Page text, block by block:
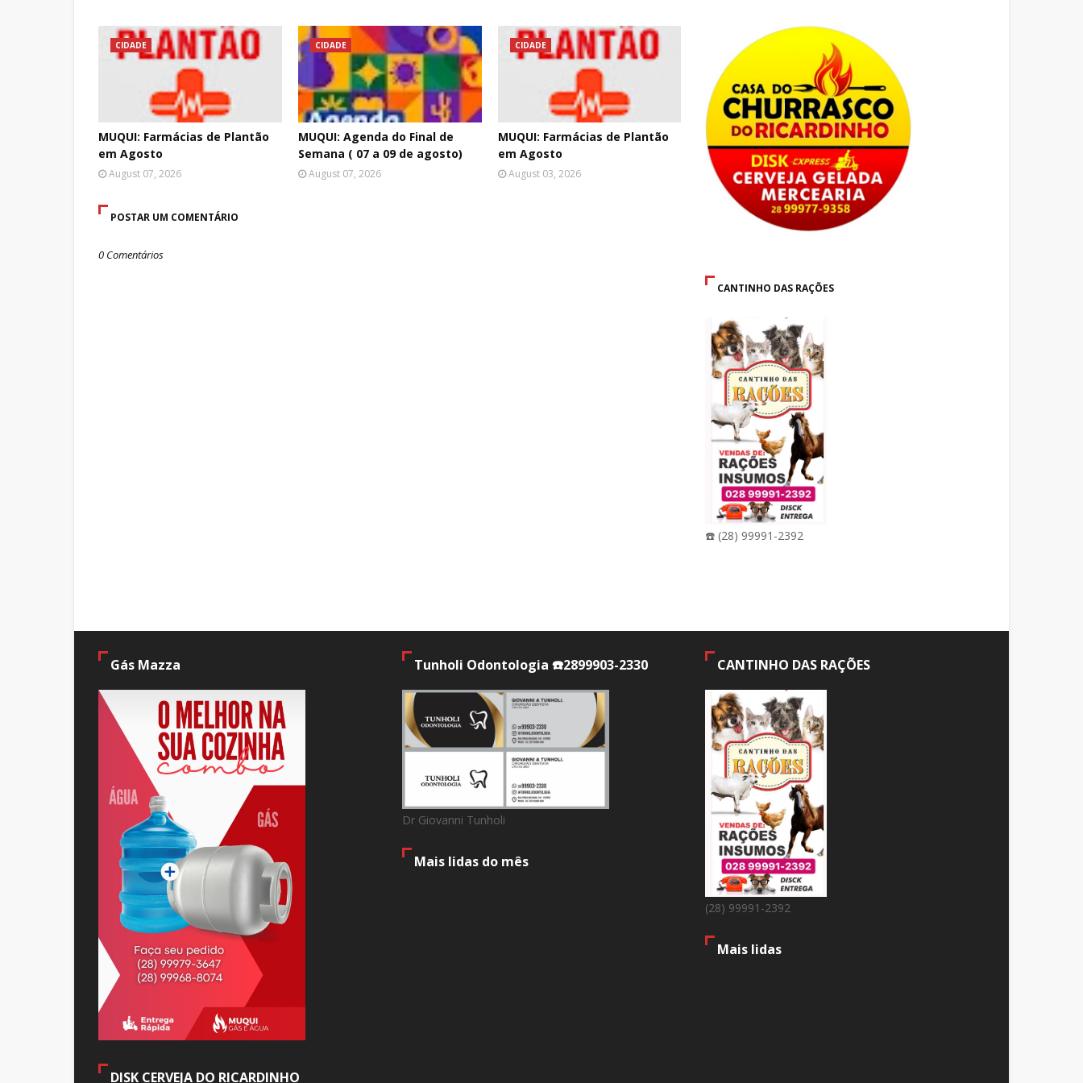
CIDADE
MUQUI: Farmácias de Plantão
em Agosto
August 07, 2026
CIDADE
MUQUI: Agenda do Final de
Semana ( 07 a 09 de agosto)
August 07, 2026
CIDADE
MUQUI: Farmácias de Plantão
em Agosto
August 03, 2026
POSTAR UM COMENTÁRIO
0 Comentários
CANTINHO DAS RAÇÕES
☎️ (28) 99991-2392
Gás Mazza
DISK CERVEJA DO RICARDINHO
Tunholi Odontologia ☎️2899903-2330
Dr Giovanni Tunholi
Mais lidas do mês
CANTINHO DAS RAÇÕES
(28) 99991-2392
Mais lidas